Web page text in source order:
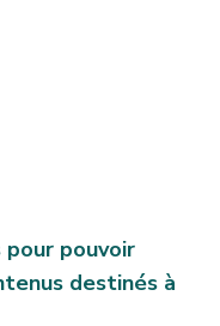
pouvoir
destinés à